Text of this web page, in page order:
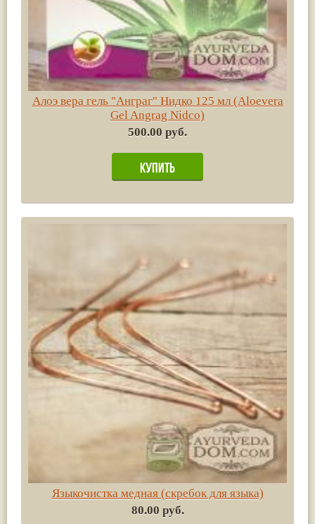
Алоэ вера гель "Анграг" Нидко 125 мл (Aloevera
Gel Angrag Nidco)
500.00 руб.
Языкочистка медная (скребок для языка)
80.00 руб.